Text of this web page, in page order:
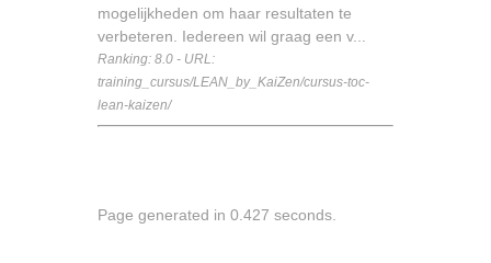
mogelijkheden om haar resultaten te
verbeteren. Iedereen wil graag een v...
Ranking: 8.0 - URL:
training_cursus/LEAN_by_KaiZen/cursus-toc-
lean-kaizen/
Page generated in 0.427 seconds.